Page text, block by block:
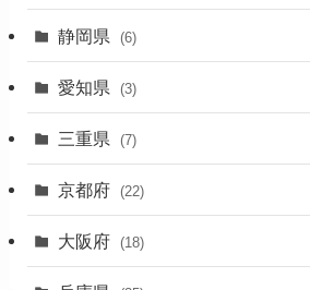
(5)
(1)
(11)
(4)
(4)
静岡県 (6)
愛知県 (3)
三重県 (7)
京都府 (22)
大阪府 (18)